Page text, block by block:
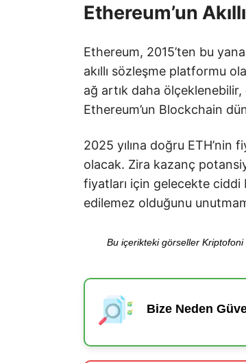
Ethereum’un
Ethereum, 2015’ten bu
akıllı sözleşme platformu
ağ artık daha
Ethereum’un Blockchain
2025 yılına doğru ETH’nin
olacak. Zira kazanç
fiyatları için gelecekte
edilemez olduğunu
Bu içerikteki görseller Kriptofoni
Bize Neden